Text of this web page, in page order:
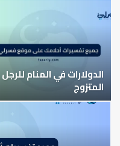
الدولارات في المنام للرجل
المتزوج